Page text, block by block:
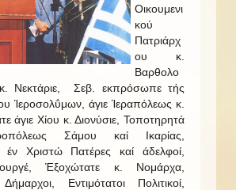
Οικουμενι
κού
Πατριάρχ
ου κ.
Βαρθολο
κ. Νεκτάριε, Σεβ. εκπρόσωπε τής
Ίεροσολΰμων, άγιε Ίεραπόλεως κ.
άγιε Χίου κ. Διονύσιε, Τοποτηρητά
Σάμου καί Ικαρίας,
έν Χριστώ Πατέρες καί άδελφοί,
Έξοχώτατε κ. Νομάρχα,
Εντιμότατοι Πολιτικοί,